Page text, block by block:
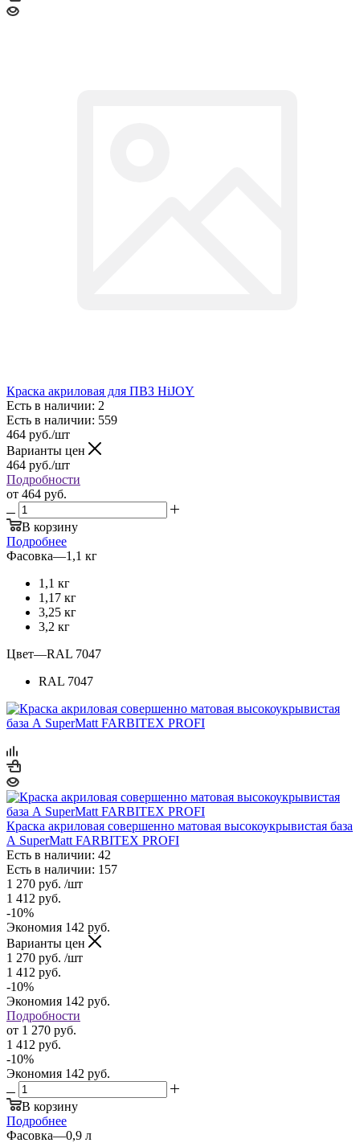
Краска акриловая для ПВЗ HiJOY
Есть в наличии: 2
Есть в наличии: 559
464 руб./шт
Варианты цен
464 руб./шт
Подробности
от 464 руб.
В корзину
Подробнее
Фасовка—1,1 кг
1,1 кг
1,17 кг
3,25 кг
3,2 кг
Цвет—RAL 7047
RAL 7047
Краска акриловая совершенно матовая высокоукрывистая база
А SuperMatt FARBITEX PROFI
Есть в наличии: 42
Есть в наличии: 157
1 270 руб. /шт
1 412 руб.
-10%
Экономия 142 руб.
Варианты цен
1 270 руб. /шт
1 412 руб.
-10%
Экономия 142 руб.
Подробности
от 1 270 руб.
1 412 руб.
-10%
Экономия 142 руб.
В корзину
Подробнее
Фасовка—0,9 л